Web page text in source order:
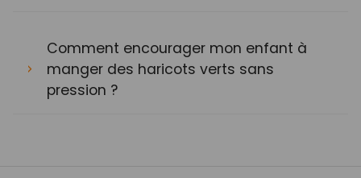
Comment encourager mon enfant à
manger des haricots verts sans
pression ?